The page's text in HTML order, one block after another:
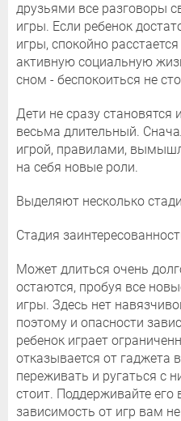
друзьями все разговоры
игры. Если ребенок
игры, спокойно
активную социальную
сном - беспокоиться не
Дети не сразу
весьма длительный.
игрой, правилами,
на себя новые роли.
Выделяют несколько
Стадия
Может длиться очень
остаются, пробуя все
игры. Здесь нет
поэтому и опасности
ребенок играет
отказывается от гаджета
переживать и ругаться с
стоит. Поддерживайте его
зависимость от игр вам